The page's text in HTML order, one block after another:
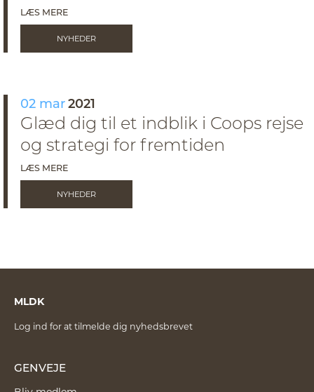
LÆS MERE
NYHEDER
02 mar2021
Glæd dig til et indblik i Coops rejse
og strategi for fremtiden
LÆS MERE
NYHEDER
MLDK
Log ind for at tilmelde dig nyhedsbrevet
GENVEJE